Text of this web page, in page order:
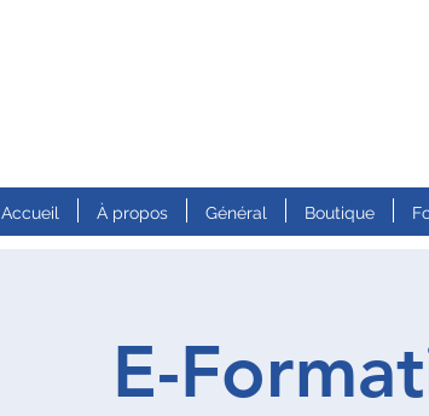
Accueil À propos Général Boutique
E-